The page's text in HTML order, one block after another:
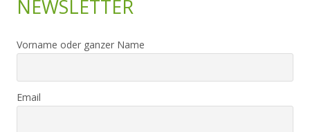
NEWSLETTER
Vorname oder ganzer Name
Email